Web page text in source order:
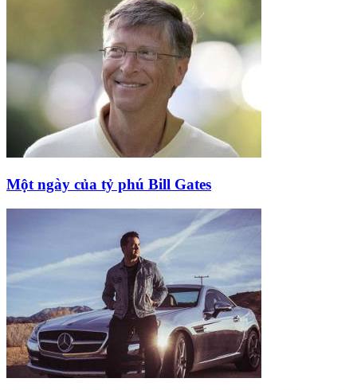
Một ngày của tỷ phú Bill Gates